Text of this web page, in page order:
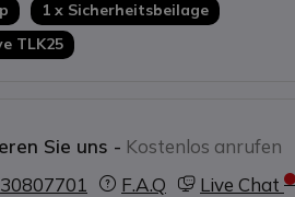
1 x Sicherheitsbeilage
TLK25
Sie uns - Kostenlos anrufen
F.A.Q Live Chat